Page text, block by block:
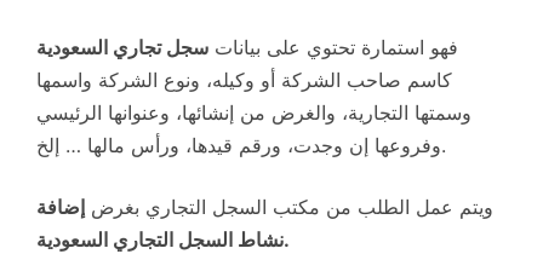
فهو استمارة تحتوي على بيانات سجل تجاري السعودية
كاسم صاحب الشركة أو وكيله، ونوع الشركة واسمها
وسمتها التجارية، والغرض من إنشائها، وعنوانها الرئيسي
وفروعها إن وجدت، ورقم قيدها، ورأس مالها … إلخ.
ويتم عمل الطلب من مكتب السجل التجاري بغرض إضافة
نشاط السجل التجاري السعودية.